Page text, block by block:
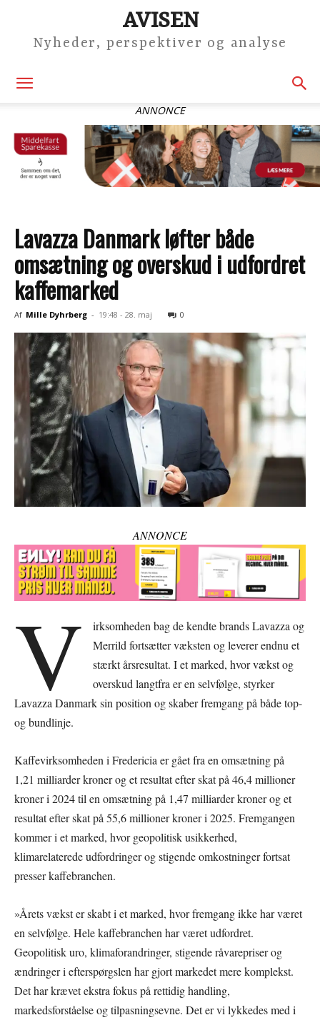
AVISEN
Nyheder, perspektiver og analyse
ANNONCE
Lavazza Danmark løfter både
omsætning og overskud i udfordret
kaffemarked
Af Mille Dyhrberg - 19:48 - 28. maj 0
ANNONCE
V
irksomheden bag de kendte brands Lavazza og
Merrild fortsætter væksten og leverer endnu et
stærkt årsresultat. I et marked, hvor vækst og
overskud langtfra er en selvfølge, styrker
Lavazza Danmark sin position og skaber fremgang på både top-
og bundlinje.
Kaffevirksomheden i Fredericia er gået fra en omsætning på
1,21 milliarder kroner og et resultat efter skat på 46,4 millioner
kroner i 2024 til en omsætning på 1,47 milliarder kroner og et
resultat efter skat på 55,6 millioner kroner i 2025. Fremgangen
kommer i et marked, hvor geopolitisk usikkerhed,
klimarelaterede udfordringer og stigende omkostninger fortsat
presser kaffebranchen.
»Årets vækst er skabt i et marked, hvor fremgang ikke har været
en selvfølge. Hele kaffebranchen har været udfordret.
Geopolitisk uro, klimaforandringer, stigende råvarepriser og
ændringer i efterspørgslen har gjort markedet mere komplekst.
Det har krævet ekstra fokus på rettidig handling,
markedsforståelse og tilpasningsevne. Det er vi lykkedes med i